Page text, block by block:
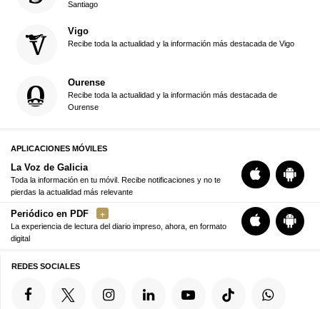
Santiago
Vigo
Recibe toda la actualidad y la información más destacada de Vigo
Ourense
Recibe toda la actualidad y la información más destacada de
Ourense
APLICACIONES MÓVILES
La Voz de Galicia
Toda la información en tu móvil. Recibe notificaciones y no te
pierdas la actualidad más relevante
Periódico en PDF
La experiencia de lectura del diario impreso, ahora, en formato
digital
REDES SOCIALES